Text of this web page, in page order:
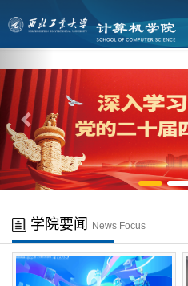
一
张
学院要闻 News Focus